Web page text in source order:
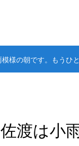
様の朝です。もうひ
渡は小